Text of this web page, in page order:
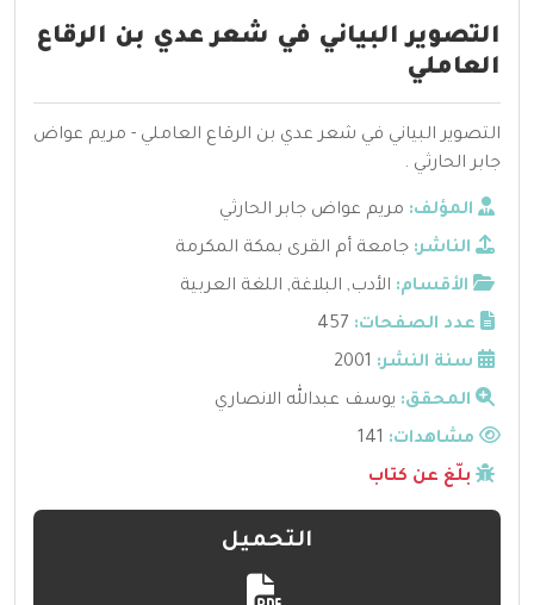
التصوير البياني في شعر عدي بن الرقاع
العاملي
التصوير البياني في شعر عدي بن الرقاع العاملي - مريم عواض
جابر الحارثي .
المؤلف: مريم عواض جابر الحارثي
الناشر: جامعة أم القرى بمكة المكرمة
الأقسام: الأدب, البلاغة, اللغة العربية
عدد الصفحات: 457
سنة النشر: 2001
المحقق: يوسف عبدالله الانصاري
مشاهدات:
بلّغ عن كتاب
التحميل